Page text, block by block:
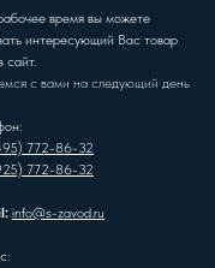
время вы можете
интересующий Вас товар
сайт.
с вами на следующий день
772-86-32
772-86-32
info@s-zavod.ru